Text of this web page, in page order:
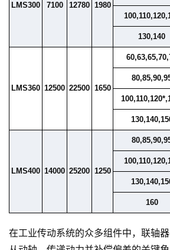
LMS300 7100 12780 1980
130,140
LMS360 12500 22500 1650
LMS400 14000 25200 1250
160
在工业传动系统的众多组件中，联轴